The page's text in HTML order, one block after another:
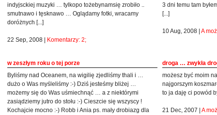
indyjsckiej muzyki … tylkopo tożebynamsię zrobiło ..
smutnawo i tęsknawo … Oglądamy fotki, wracamy
doróżnych [...]
22 Sep, 2008 | Komentarzy: 2;
3 dni temu tam
[...]
10 Aug, 2008 | A
w zeszłym roku o tej porze
Byliśmy nad Oceanem, na wigilię zjedliśmy thali i …
dużo o Was myśleliśmy :-) Dziś jesteśmy bliżej …
możemy się do Was uśmiechnąć … a z niektórymi
zasiądziemy jutro do stołu :-) Cieszcie się wszyscy !
Kochajcie mocno :-) Robb i Ania ps. mały drobiazg dla
droga … zwykła
możesz być moim
najgorszym
to ja daję ci powód
21 Dec, 2007 | A